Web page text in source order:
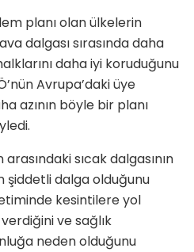
planı olan ülkelerin
dalgası sırasında daha
daha iyi koruduğunu
Avrupa’daki üye
azının böyle bir planı
sıcak dalgasının
şiddetli dalga olduğunu
kesintilere yol
ve sağlık
neden olduğunu